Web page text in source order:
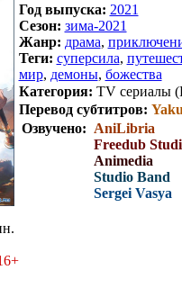
Год выпуска: 2021
Сезон: зима-2021
Жанр: драма,
Теги: суперсила,
мир, демоны, божества
Категория: TV сериалы
Перевод субтитров:
Озвучено: AniLibria
Freedub
Animedia
Studio Band
Sergei Vasya